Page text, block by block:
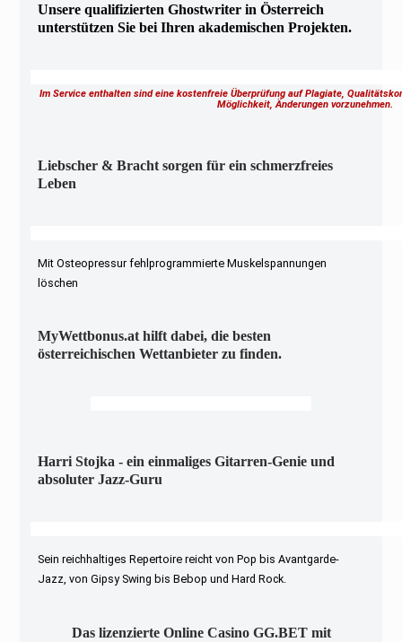
Unsere qualifizierten Ghostwriter in Österreich
unterstützen Sie bei Ihren akademischen Projekten.
Im Service enthalten sind eine kostenfreie Überprüfung auf Plagiate,
Möglichkeit, Änderungen vorzunehmen.
Liebscher & Bracht sorgen für ein schmerzfreies
Leben
Mit Osteopressur fehlprogrammierte Muskelspannungen
löschen
MyWettbonus.at hilft dabei, die besten
österreichischen Wettanbieter zu finden.
Harri Stojka - ein einmaliges Gitarren-Genie und
absoluter Jazz-Guru
Sein reichhaltiges Repertoire reicht von Pop bis Avantgarde-
Jazz, von Gipsy Swing bis Bebop und Hard Rock.
Das lizenzierte Online Casino GG.BET mit